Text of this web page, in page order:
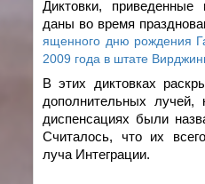
Диктовки,
даны во время
ященного дню рождения
2009 года в штате
В этих диктовках
дополнительных
диспенсациях были
Считалось, что их
луча Интеграции.